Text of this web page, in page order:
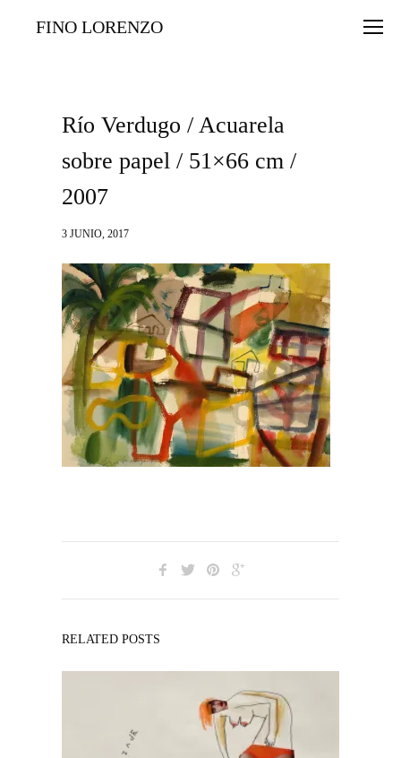
FINO LORENZO
Río Verdugo / Acuarela
sobre papel / 51×66 cm /
2007
3 JUNIO, 2017
RELATED POSTS